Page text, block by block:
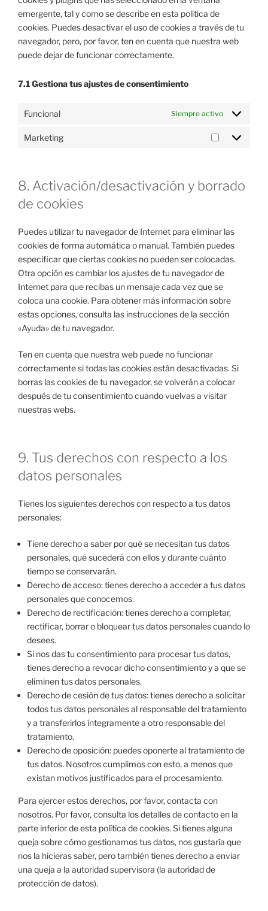
emergente, tal y como se describe en esta política de
cookies. Puedes desactivar el uso de cookies a través de tu
navegador, pero, por favor, ten en cuenta que nuestra web
puede dejar de funcionar correctamente.
7.1 Gestiona tus ajustes de consentimiento
Funcional Siempre activo
Marketing Marketing
8. Activación/desactivación y borrado
de cookies
Puedes utilizar tu navegador de Internet para eliminar las
cookies de forma automática o manual. También puedes
especificar que ciertas cookies no pueden ser colocadas.
Otra opción es cambiar los ajustes de tu navegador de
Internet para que recibas un mensaje cada vez que se
coloca una cookie. Para obtener más información sobre
estas opciones, consulta las instrucciones de la sección
«Ayuda» de tu navegador.
Ten en cuenta que nuestra web puede no funcionar
correctamente si todas las cookies están desactivadas. Si
borras las cookies de tu navegador, se volverán a colocar
después de tu consentimiento cuando vuelvas a visitar
nuestras webs.
9. Tus derechos con respecto a los
datos personales
Tienes los siguientes derechos con respecto a tus datos
personales:
Tiene derecho a saber por qué se necesitan tus datos
personales, qué sucederá con ellos y durante cuánto
tiempo se conservarán.
Derecho de acceso: tienes derecho a acceder a tus datos
personales que conocemos.
Derecho de rectificación: tienes derecho a completar,
rectificar, borrar o bloquear tus datos personales cuando lo
desees.
Si nos das tu consentimiento para procesar tus datos,
tienes derecho a revocar dicho consentimiento y a que se
eliminen tus datos personales.
Derecho de cesión de tus datos: tienes derecho a solicitar
todos tus datos personales al responsable del tratamiento
y a transferirlos íntegramente a otro responsable del
tratamiento.
Derecho de oposición: puedes oponerte al tratamiento de
tus datos. Nosotros cumplimos con esto, a menos que
existan motivos justificados para el procesamiento.
Para ejercer estos derechos, por favor, contacta con
nosotros. Por favor, consulta los detalles de contacto en la
parte inferior de esta política de cookies. Si tienes alguna
queja sobre cómo gestionamos tus datos, nos gustaría que
nos la hicieras saber, pero también tienes derecho a enviar
una queja a la autoridad supervisora (la autoridad de
protección de datos).